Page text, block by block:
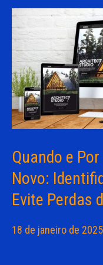
Quando e
Novo:
Evite Perdas
18 de janeiro de 2025